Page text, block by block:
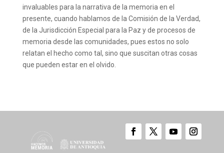
invaluables para la narrativa de la memoria en el
presente, cuando hablamos de la Comisión de la Verdad,
de la Jurisdicción Especial para la Paz y de procesos de
memoria desde las comunidades, pues estos no solo
relatan el hecho como tal, sino que suscitan otras cosas
que pueden estar en el olvido.